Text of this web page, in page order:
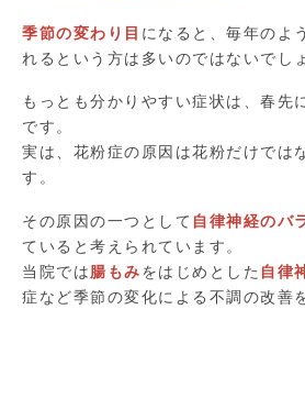
季節の変わり目 になると、毎年のよ
れるという方は多いのではないでし
もっとも分かりやすい症状は、春先
です。
実は、花粉症の原因は花粉だけでは
す。
その原因の一つとして 自律神経のバ
ていると考えられています。
当院では腸もみをはじめとした 自律
症など季節の変化による不調の改善